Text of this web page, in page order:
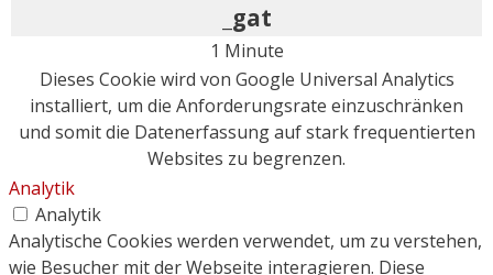
_gat
1 Minute
Dieses Cookie wird von Google Universal Analytics
installiert, um die Anforderungsrate einzuschränken
und somit die Datenerfassung auf stark frequentierten
Websites zu begrenzen.
Analytik
Analytik
Analytische Cookies werden verwendet, um zu verstehen,
wie Besucher mit der Webseite interagieren. Diese